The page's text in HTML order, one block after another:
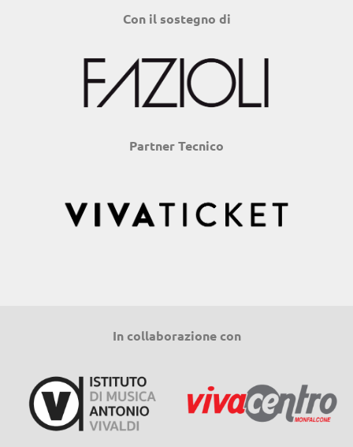
Con il sostegno di
Partner Tecnico
In collaborazione con